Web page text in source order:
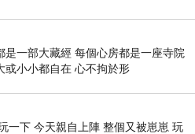
備大致還可以，每個臥
包廂內左右各有兩個米色
上擺放著糕點餅乾，果
小電視，床位收起之後可
台處，有２Ｐ插座可做充
一部大藏經 每個心房都是一座寺院
或小小都自在 心不拘於形
一下 今天親自上陣 整個又被崽崽 玩